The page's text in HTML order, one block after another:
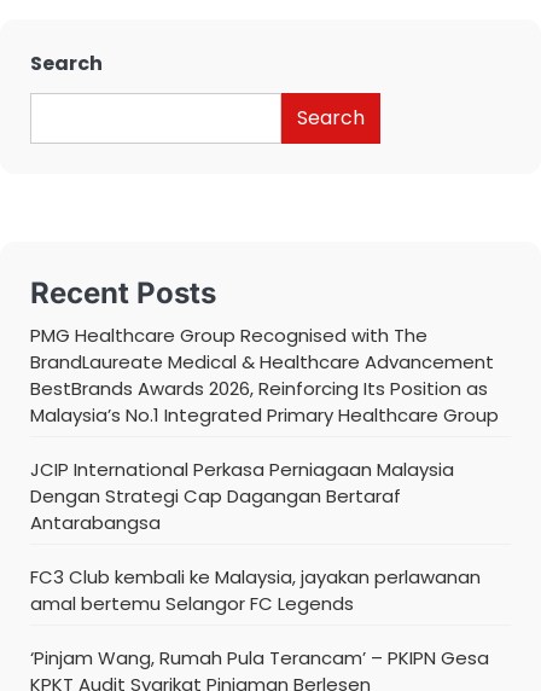
Search
Search
Recent Posts
PMG Healthcare Group Recognised with The
BrandLaureate Medical & Healthcare Advancement
BestBrands Awards 2026, Reinforcing Its Position as
Malaysia’s No.1 Integrated Primary Healthcare Group
JCIP International Perkasa Perniagaan Malaysia
Dengan Strategi Cap Dagangan Bertaraf
Antarabangsa
FC3 Club kembali ke Malaysia, jayakan perlawanan
amal bertemu Selangor FC Legends
‘Pinjam Wang, Rumah Pula Terancam’ – PKIPN Gesa
KPKT Audit Syarikat Pinjaman Berlesen